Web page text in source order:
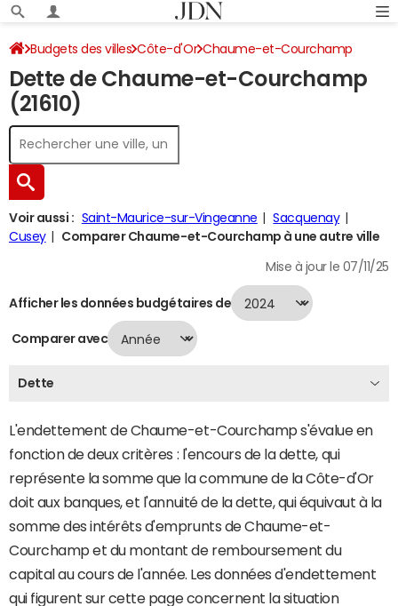
Budgets des villes Côte-d'Or Chaume-et-Courchamp
Dette au 31/12/2024
Dette de Chaume-et-Courchamp
(21610)
Voir aussi : Saint-Maurice-sur-Vingeanne
Sacquenay
Cusey
Comparer Chaume-et-Courchamp à une autre ville
Mise à jour le 07/11/25
Afficher les données budgétaires de
Comparer avec
Dette
L'endettement de Chaume-et-Courchamp s'évalue en
fonction de deux critères : l'encours de la dette, qui
représente la somme que la commune de la Côte-d'Or
doit aux banques, et l'annuité de la dette, qui équivaut à la
somme des intérêts d'emprunts de Chaume-et-
Courchamp et du montant de remboursement du
capital au cours de l'année. Les données d'endettement
qui figurent sur cette page concernent la situation